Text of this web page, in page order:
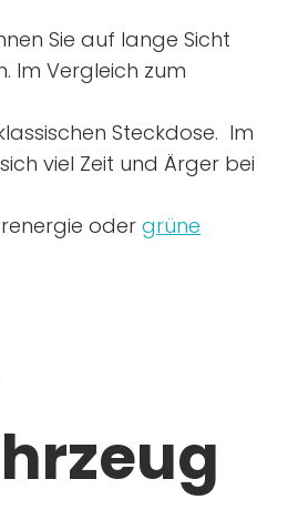
Sie auf lange Sicht
Im Vergleich zum
Steckdose. Im
viel Zeit und Ärger bei
oder grüne